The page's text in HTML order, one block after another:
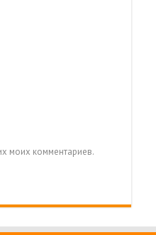
моих комментариев.